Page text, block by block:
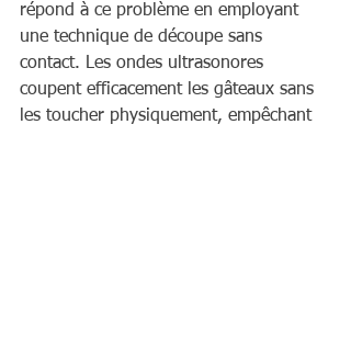
répond à ce problème en employant
une technique de découpe sans
contact. Les ondes ultrasonores
coupent efficacement les gâteaux sans
les toucher physiquement, empêchant